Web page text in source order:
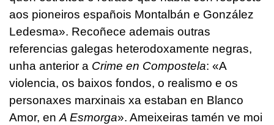
aos pioneiros españois Montalbán e González
Ledesma». Recoñece ademais outras
referencias galegas heterodoxamente negras,
unha anterior a Crime en Compostela: «A
violencia, os baixos fondos, o realismo e os
personaxes marxinais xa estaban en Blanco
Amor, en A Esmorga». Ameixeiras tamén ve moi